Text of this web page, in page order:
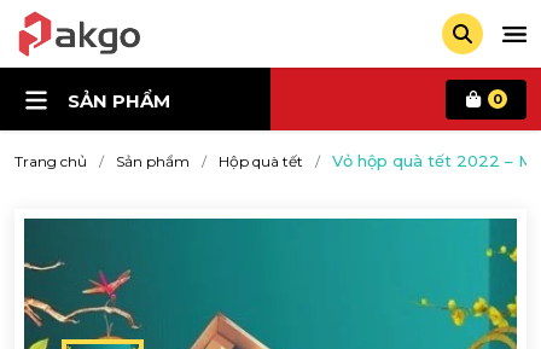
SẢN PHẨM 0
Trang chủ Sản phẩm Hộp quà tết Vỏ hộp quà tết 2022 –